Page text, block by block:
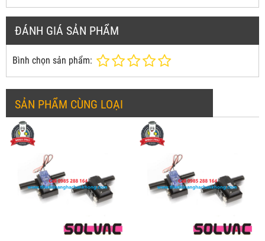
ĐÁNH GIÁ SẢN PHẨM
Bình chọn sản phẩm:
SẢN PHẨM CÙNG LOẠI